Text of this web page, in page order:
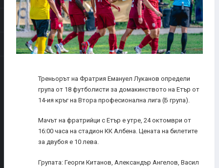
Треньорът на Фратрия Емануел Луканов определи
група от 18 футболисти за домакинството на Етър от
14-ия кръг на Втора професионална лига (Б група).
Мачът на фратрийци с Етър е утре, 24 октомври от
16:00 часа на стадион КК Албена. Цената на билетите
за двубоя е 10 лева.
Групата: Георги Китанов, Александър Ангелов, Васил